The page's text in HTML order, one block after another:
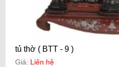
tủ thờ ( BTT - 9 )
Giá: Liên hệ